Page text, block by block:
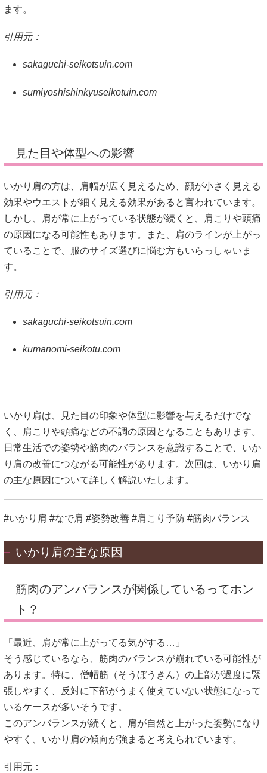
ます。
引用元：
sakaguchi-seikotsuin.com
sumiyoshishinkyuseikotuin.com
見た目や体型への影響
いかり肩の方は、肩幅が広く見えるため、顔が小さく見える
効果やウエストが細く見える効果があると言われています。
しかし、肩が常に上がっている状態が続くと、肩こりや頭痛
の原因になる可能性もあります。
また、肩のラインが上がっ
ていることで、服のサイズ選びに悩む方もいらっしゃいま
す。
引用元：
sakaguchi-seikotsuin.com
kumanomi-seikotu.com
いかり肩は、見た目の印象や体型に影響を与えるだけでな
く、肩こりや頭痛などの不調の原因となることもあります。
日常生活での姿勢や筋肉のバランスを意識することで、いか
り肩の改善につながる可能性があります。 次回は、いかり肩
の主な原因について詳しく解説いたします。
#いかり肩 #なで肩 #姿勢改善 #肩こり予防 #筋肉バランス
いかり肩の主な原因
筋肉のアンバランスが関係しているってホン
ト？
「最近、肩が常に上がってる気がする…」
そう感じているなら、筋肉のバランスが崩れている可能性が
あります。特に、僧帽筋（そうぼうきん）の上部が過度に緊
張しやすく、反対に下部がうまく使えていない状態になって
いるケースが多いそうです。
このアンバランスが続くと、肩が自然と上がった姿勢になり
やすく、いかり肩の傾向が強まると考えられています。
引用元：